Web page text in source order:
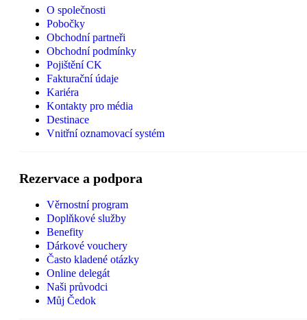
O společnosti
Pobočky
Obchodní partneři
Obchodní podmínky
Pojištění CK
Fakturační údaje
Kariéra
Kontakty pro média
Destinace
Vnitřní oznamovací systém
Rezervace a podpora
Věrnostní program
Doplňkové služby
Benefity
Dárkové vouchery
Často kladené otázky
Online delegát
Naši průvodci
Můj Čedok